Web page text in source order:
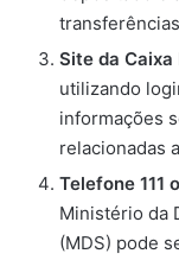
Site da Caixa
utilizando
informações
relacionadas
Telefone 111
Ministério da
(MDS) pode